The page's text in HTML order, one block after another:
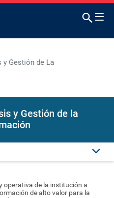
y Gestión de La
y Gestión de la
operativa de la institución a
de alto valor para la